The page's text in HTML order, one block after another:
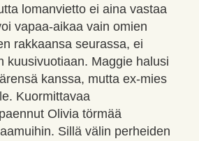
lomanvietto ei aina vastaa
vapaa-aikaa vain omien
rakkaansa seurassa, ei
kuusivuotiaan. Maggie halusi
kanssa, mutta ex-mies
Kuormittavaa
Olivia törmää
Sillä välin perheiden